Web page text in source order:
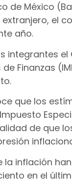
de México
el
año.
integrantes el
Finanzas
que los
de que
inflación
en el